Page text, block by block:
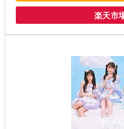
楽天市